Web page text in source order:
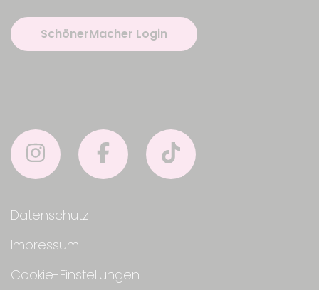
SchönerMacher Login
Datenschutz
Impressum
Cookie-Einstellungen